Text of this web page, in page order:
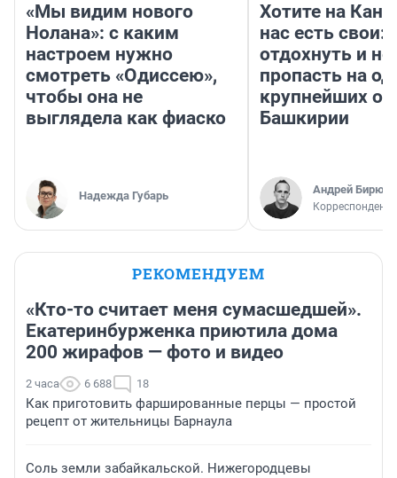
«Мы видим нового
Нолана»: с каким
настроем нужно
смотреть «Одиссею»,
чтобы она не
выглядела как фиаско
Надежда Губарь
Хотите на
нас есть свои:
отдохнуть и не
пропасть на
крупнейших
Башкирии
Андрей
Корреспондент
РЕКОМЕНДУЕМ
«Кто-то считает меня сумасшедшей».
Екатеринбурженка приютила дома
200 жирафов — фото и видео
2 часа 6 688 18
Как приготовить фаршированные перцы — простой
рецепт от жительницы Барнаула
Соль земли забайкальской. Нижегородцевы